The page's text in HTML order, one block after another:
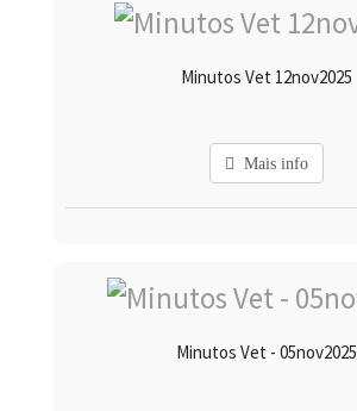
Minutos Vet 12nov2025
Mais info
Minutos Vet - 05nov2025